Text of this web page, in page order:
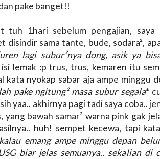
pake banget!!
tuh 1hari sebelum pengajian,
sama tante, bude, sodara²,
lagi subur²nya dong, asik ya
isi lemak :p trus, trus, kemaren itu
kata nyokap sabar aja ampe minggu
pake ngitung² masa subur segala*
yaa.. akhirnya pagi tadi saya coba..
bawah samar² warna pink gak
huh! sempet kecewa, tapi
emang ampe minggu depan
biar jelas semuanya.. sekalian di